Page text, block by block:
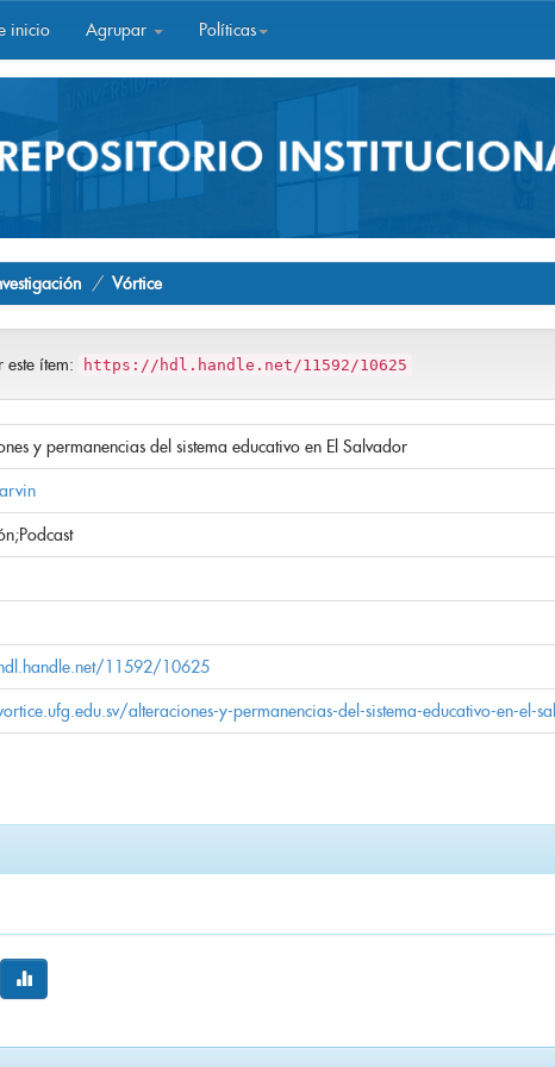
inicio Agrupar Políticas
Vórtice
ítem: https://hdl.handle.net/11592/10625
y permanencias del sistema educativo en El Salvador
11592/10625
alteraciones-y-permanencias-del-sistema-educativo-en-el-